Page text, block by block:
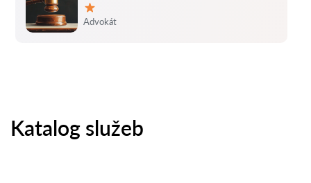
Hodnocení:
Advokát
Katalog služeb